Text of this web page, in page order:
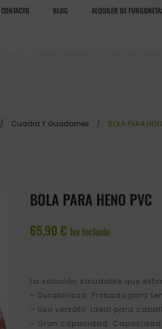
CONTACTO BLOG ALQUILER DE
/ Cuadra Y Guadarnes / BOLA PARA
BOLA PARA HENO PVC
65,90€ Iva Incluido
La solución saludable que
– Durabilidad: Probado para
– Uso versátil: Ideal para
– Gran capacidad: